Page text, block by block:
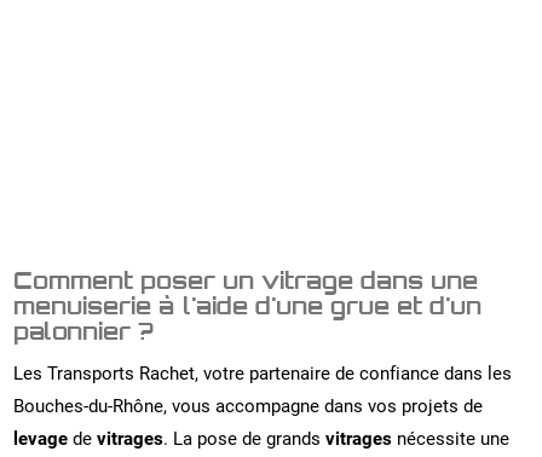
Comment poser un vitrage dans une
menuiserie à l'aide d'une grue et d'un
palonnier ?
Les Transports Rachet, votre partenaire de confiance dans les
Bouches-du-Rhône, vous accompagne dans vos projets de
levage devitrages. La pose de grandsvitrages nécessite une